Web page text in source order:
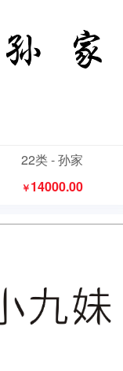
22类 - 孙家
￥14000.00